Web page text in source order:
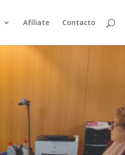
Afíliate Contacto